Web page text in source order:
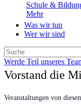
Schule &
Mehr
Was wir tun
Wer wir sind
Werde Teil unseres
Vorstand die
Veranstaltungen von